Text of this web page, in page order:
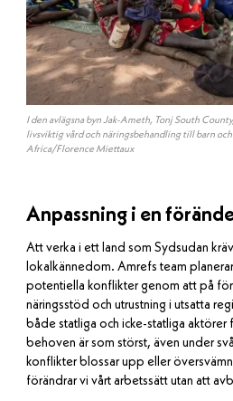
I den avlägsna byn Jak-Ameth, Tonj South
livsviktig vård och näringsbehandling till barn
Africa/Florence Miettaux
Anpassning i en
Att verka i ett land som Sydsudan
lokalkännedom. Amrefs team
potentiella konflikter genom att på
näringsstöd och utrustning i utsatta
både statliga och icke-statliga aktörer
behoven är som störst, även under
konflikter blossar upp eller
förändrar vi vårt arbetssätt utan att